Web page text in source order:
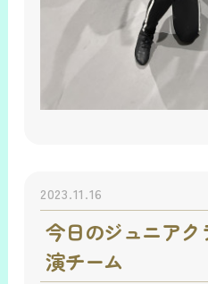
2023.11.16
今日のジュニア
演チーム